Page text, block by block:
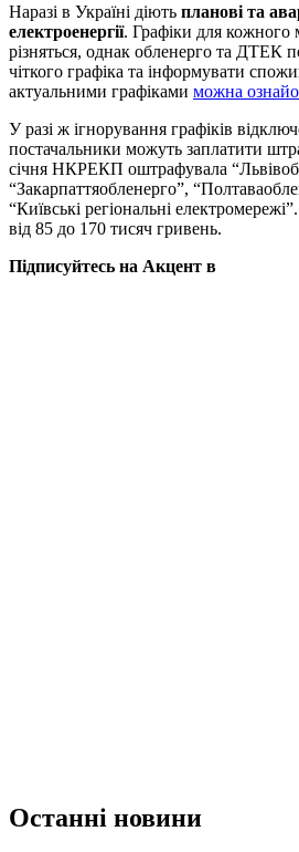
Наразі в Україні діють планові та
електроенергії. Графіки для кожного
різняться, однак обленерго та ДТЕК
чіткого графіка та інформувати
актуальними графіками можна
У разі ж ігнорування графіків
постачальники можуть заплатити
січня НКРЕКП оштрафувала
“Закарпаттяобленерго”,
“Київські регіональні
від 85 до 170 тисяч гривень.
Підписуйтесь на Акцент в
Останні новини